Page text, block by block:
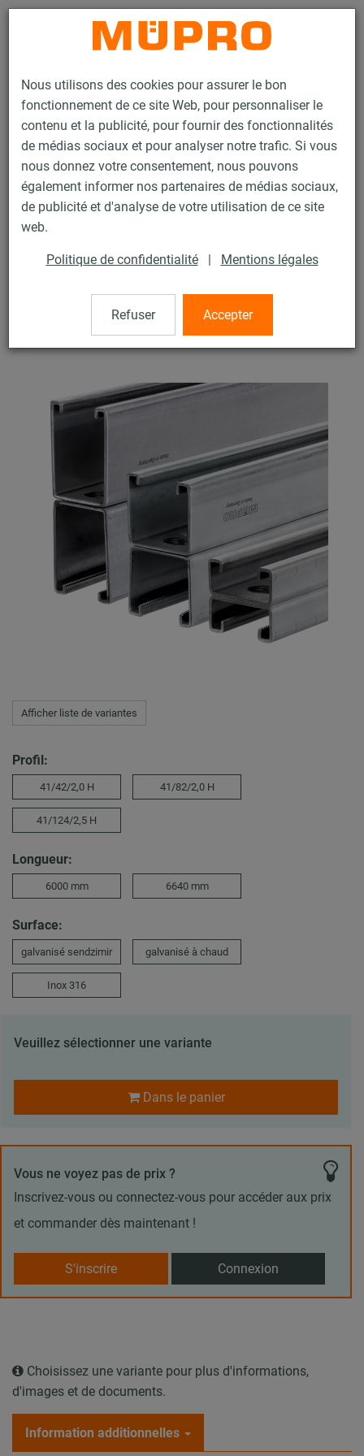
Nous utilisons des cookies pour assurer le bon
fonctionnement de ce site Web, pour personnaliser le
contenu et la publicité, pour fournir des fonctionnalités
de médias sociaux et pour analyser notre trafic. Si vous
nous donnez votre consentement, nous pouvons
également informer nos partenaires de médias sociaux,
de publicité et d'analyse de votre utilisation de ce site
web.
Politique de confidentialité | Mentions légales
Refuser Accepter
Contact
Produits Technique de fixation
Rails d'installation
Rail d’installation MPR
Rail d’installation MPR
Afficher liste de variantes
Profil:
41/42/2,0 H 41/82/2,0 H
41/124/2,5 H
Longueur:
6000 mm 6640 mm
Surface:
galvanisé sendzimir galvanisé à chaud
Inox 316
Veuillez sélectionner une variante
Dans le panier
Vous ne voyez pas de prix ?
Inscrivez-vous ou connectez-vous pour accéder aux prix
et commander dès maintenant !
S'inscrire Connexion
Choisissez une variante pour plus d'informations,
d'images et de documents.
Information additionnelles